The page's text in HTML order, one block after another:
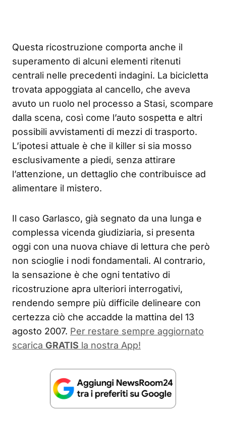
Questa ricostruzione comporta anche il
superamento di alcuni elementi ritenuti
centrali nelle precedenti indagini. La bicicletta
trovata appoggiata al cancello, che aveva
avuto un ruolo nel processo a Stasi, scompare
dalla scena, così come l’auto sospetta e altri
possibili avvistamenti di mezzi di trasporto.
L’ipotesi attuale è che il killer si sia mosso
esclusivamente a piedi, senza attirare
l’attenzione, un dettaglio che contribuisce ad
alimentare il mistero.
Il caso Garlasco, già segnato da una lunga e
complessa vicenda giudiziaria, si presenta
oggi con una nuova chiave di lettura che però
non scioglie i nodi fondamentali. Al contrario,
la sensazione è che ogni tentativo di
ricostruzione apra ulteriori interrogativi,
rendendo sempre più difficile delineare con
certezza ciò che accadde la mattina del 13
agosto 2007. Per restare sempre aggiornato
scarica GRATIS la nostra App!